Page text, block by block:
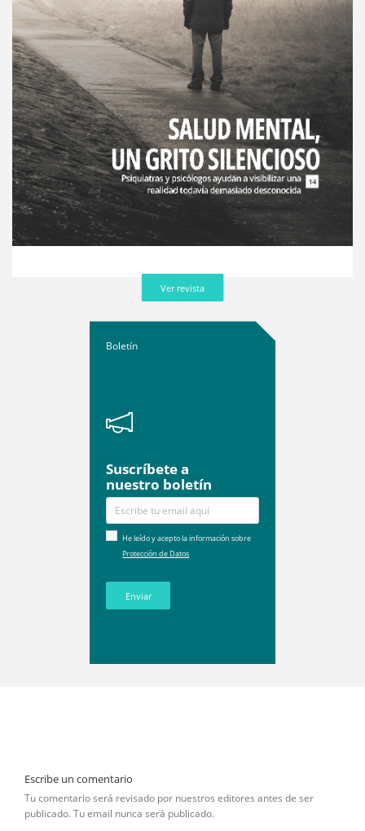
Ver revista
Boletín
Suscríbete a
nuestro boletín
He leído y acepto la información sobre
Protección de Datos
Enviar
Escribe un comentario
Tu comentario será revisado por nuestros editores antes de ser
publicado. Tu email nunca será publicado.